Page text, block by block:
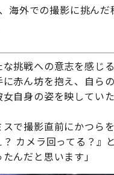
海外での撮影に挑ん
挑戦への意志を感じ
赤ん坊を抱え、自ら
自身の姿を映していた
で撮影直前にかつら
カメラ回ってる？
んだと思います」